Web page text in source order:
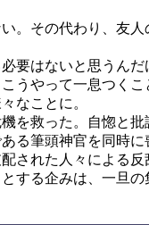
。その代わり、友
要はないと思うんだ
うやって一息つく
なことに。
を救った。自惚と
る筆頭神官を同時に
された人々による
する企みは、一旦の